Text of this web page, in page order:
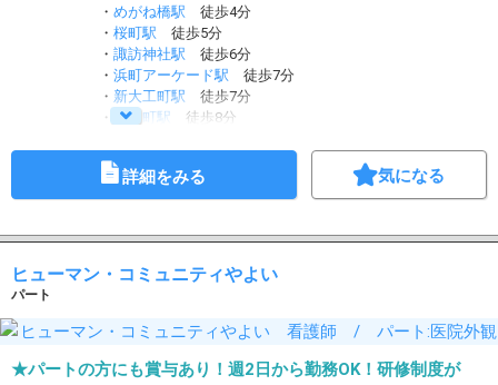
・ めがね橋駅 徒歩4分
・ 桜町駅 徒歩5分
・ 諏訪神社駅 徒歩6分
・ 浜町アーケード駅 徒歩7分
・ 新大工町駅 徒歩7分
・
五島町駅 徒歩8分
詳細をみる 気になる
ヒューマン・コミュニティやよい
パート
★パートの方にも賞与あり！週2日から勤務OK！研修制度が